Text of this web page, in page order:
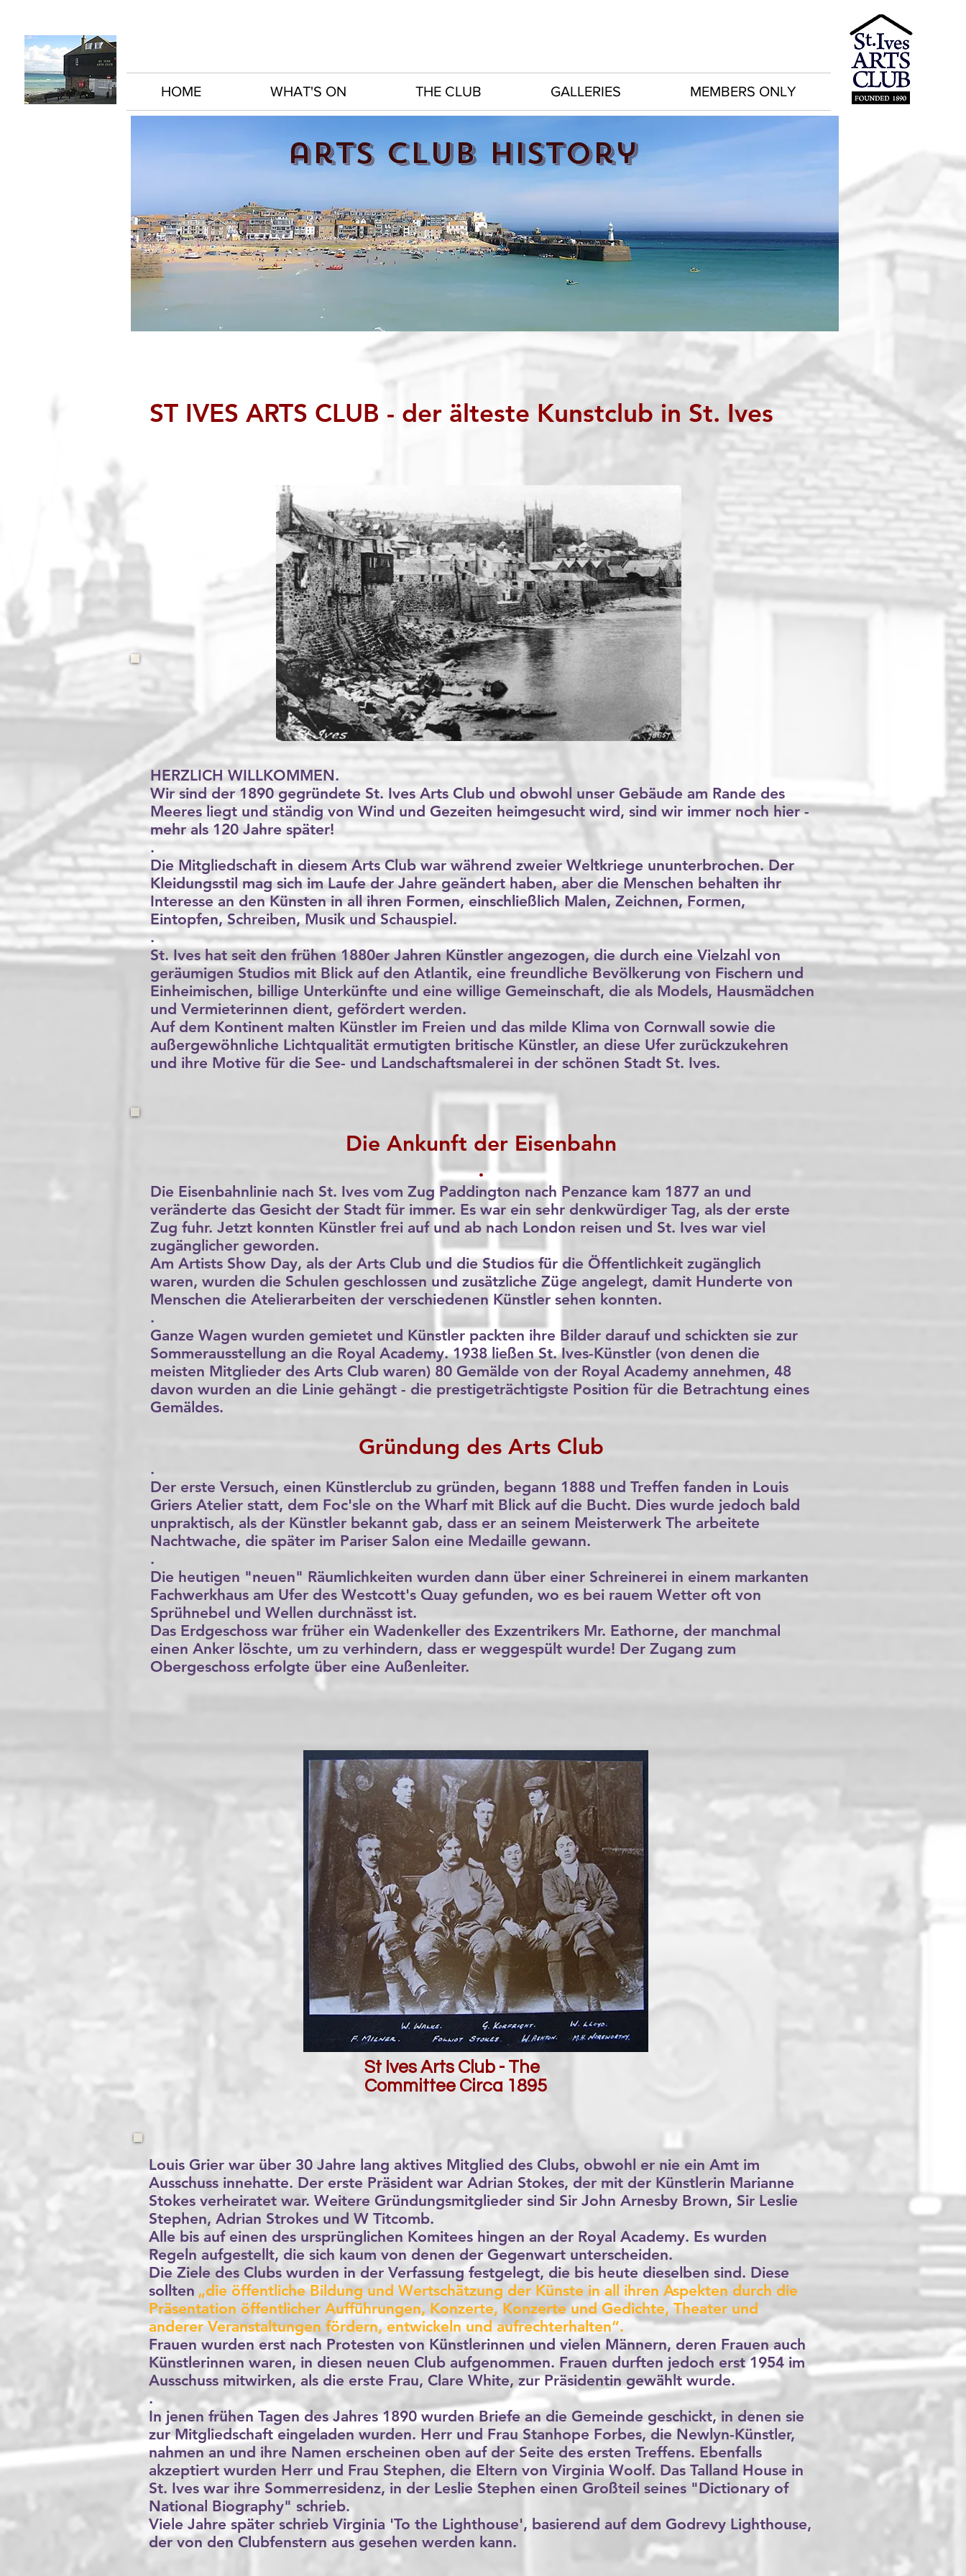
HOME WHAT'S ON THE CLUB GALLERIES MEMBERS ONLY
arts club history
ST IVES ARTS CLUB - der älteste Kunstclub in St. Ives
HERZLICH WILLKOMMEN.
Wir sind der 1890 gegründete St. Ives Arts Club und obwohl unser Gebäude am Rande des
Meeres liegt und ständig von Wind und Gezeiten heimgesucht wird, sind wir immer noch hier -
mehr als 120 Jahre später!
.
Die Mitgliedschaft in diesem Arts Club war während zweier Weltkriege ununterbrochen. Der
Kleidungsstil mag sich im Laufe der Jahre geändert haben, aber die Menschen behalten ihr
Interesse an den Künsten in all ihren Formen, einschließlich Malen, Zeichnen, Formen,
Eintopfen, Schreiben, Musik und Schauspiel.
.
St. Ives hat seit den frühen 1880er Jahren Künstler angezogen, die durch eine Vielzahl von
geräumigen Studios mit Blick auf den Atlantik, eine freundliche Bevölkerung von Fischern und
Einheimischen, billige Unterkünfte und eine willige Gemeinschaft, die als Models, Hausmädchen
und Vermieterinnen dient, gefördert werden.
Auf dem Kontinent malten Künstler im Freien und das milde Klima von Cornwall sowie die
außergewöhnliche Lichtqualität ermutigten britische Künstler, an diese Ufer zurückzukehren
und ihre Motive für die See- und Landschaftsmalerei in der schönen Stadt St. Ives.
Die Ankunft der Eisenbahn
.
Die Eisenbahnlinie nach St. Ives vom Zug Paddington nach Penzance kam 1877 an und
veränderte das Gesicht der Stadt für immer. Es war ein sehr denkwürdiger Tag, als der erste
Zug fuhr. Jetzt konnten Künstler frei auf und ab nach London reisen und St. Ives war viel
zugänglicher geworden.
Am Artists Show Day, als der Arts Club und die Studios für die Öffentlichkeit zugänglich
waren, wurden die Schulen geschlossen und zusätzliche Züge angelegt, damit Hunderte von
Menschen die Atelierarbeiten der verschiedenen Künstler sehen konnten.
.
Ganze Wagen wurden gemietet und Künstler packten ihre Bilder darauf und schickten sie zur
Sommerausstellung an die Royal Academy. 1938 ließen St. Ives-Künstler (von denen die
meisten Mitglieder des Arts Club waren) 80 Gemälde von der Royal Academy annehmen, 48
davon wurden an die Linie gehängt - die prestigeträchtigste Position für die Betrachtung eines
Gemäldes.
Gründung des Arts Club
.
Der erste Versuch, einen Künstlerclub zu gründen, begann 1888 und Treffen fanden in Louis
Griers Atelier statt, dem Foc'sle on the Wharf mit Blick auf die Bucht. Dies wurde jedoch bald
unpraktisch, als der Künstler bekannt gab, dass er an seinem Meisterwerk The arbeitete
Nachtwache, die später im Pariser Salon eine Medaille gewann.
.
Die heutigen "neuen" Räumlichkeiten wurden dann über einer Schreinerei in einem markanten
Fachwerkhaus am Ufer des Westcott's Quay gefunden, wo es bei rauem Wetter oft von
Sprühnebel und Wellen durchnässt ist.
Das Erdgeschoss war früher ein Wadenkeller des Exzentrikers Mr. Eathorne, der manchmal
einen Anker löschte, um zu verhindern, dass er weggespült wurde! Der Zugang zum
Obergeschoss erfolgte über eine Außenleiter.
St Ives Arts Club - The
Committee Circa 1895
Louis Grier war über 30 Jahre lang aktives Mitglied des Clubs, obwohl er nie ein Amt im
Ausschuss innehatte. Der erste Präsident war Adrian Stokes, der mit der Künstlerin Marianne
Stokes verheiratet war. Weitere Gründungsmitglieder sind Sir John Arnesby Brown, Sir Leslie
Stephen, Adrian Strokes und W Titcomb.
Alle bis auf einen des ursprünglichen Komitees hingen an der Royal Academy. Es wurden
Regeln aufgestellt, die sich kaum von denen der Gegenwart unterscheiden.
Die Ziele des Clubs wurden in der Verfassung festgelegt, die bis heute dieselben sind. Diese
sollten „die öffentliche Bildung und Wertschätzung der Künste in all ihren Aspekten durch die
Präsentation öffentlicher Aufführungen, Konzerte, Konzerte und Gedichte, Theater und
anderer Veranstaltungen fördern, entwickeln und aufrechterhalten“.
Frauen wurden erst nach Protesten von Künstlerinnen und vielen Männern, deren Frauen auch
Künstlerinnen waren, in diesen neuen Club aufgenommen. Frauen durften jedoch erst 1954 im
Ausschuss mitwirken, als die erste Frau, Clare White, zur Präsidentin gewählt wurde.
.
In jenen frühen Tagen des Jahres 1890 wurden Briefe an die Gemeinde geschickt, in denen sie
zur Mitgliedschaft eingeladen wurden. Herr und Frau Stanhope Forbes, die Newlyn-Künstler,
nahmen an und ihre Namen erscheinen oben auf der Seite des ersten Treffens. Ebenfalls
akzeptiert wurden Herr und Frau Stephen, die Eltern von Virginia Woolf. Das Talland House in
St. Ives war ihre Sommerresidenz, in der Leslie Stephen einen Großteil seines "Dictionary of
National Biography" schrieb.
Viele Jahre später schrieb Virginia 'To the Lighthouse', basierend auf dem Godrevy Lighthouse,
der von den Clubfenstern aus gesehen werden kann.